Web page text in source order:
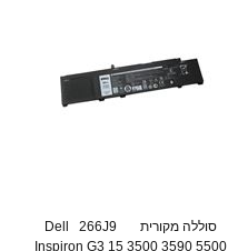
סוללה מקורית Dell 266J9
Inspiron G3 15 3500 3590 5500